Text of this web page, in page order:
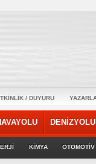
/ DUYURU
DENİZYOLU
KİMYA OTOMOTİV